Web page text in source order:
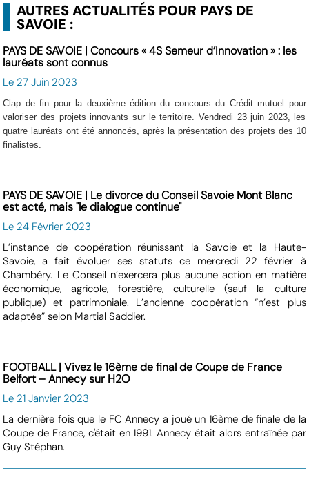
AUTRES ACTUALITÉS POUR PAYS DE
SAVOIE :
PAYS DE SAVOIE | Concours « 4S Semeur d’Innovation » : les
lauréats sont connus
Le 27 Juin 2023
Clap de fin pour la deuxième édition du concours du Crédit mutuel pour
valoriser des projets innovants sur le territoire. Vendredi 23 juin 2023, les
quatre lauréats ont été annoncés, après la présentation des projets des 10
finalistes.
PAYS DE SAVOIE | Le divorce du Conseil Savoie Mont Blanc
est acté, mais "le dialogue continue"
Le 24 Février 2023
L’instance de coopération réunissant la Savoie et la Haute-
Savoie, a fait évoluer ses statuts ce mercredi 22 février à
Chambéry. Le Conseil n’exercera plus aucune action en matière
économique, agricole, forestière, culturelle (sauf la culture
publique) et patrimoniale. L’ancienne coopération “n’est plus
adaptée” selon Martial Saddier.
FOOTBALL | Vivez le 16ème de final de Coupe de France
Belfort – Annecy sur H2O
Le 21 Janvier 2023
La dernière fois que le FC Annecy a joué un 16ème de finale de la
Coupe de France, c'était en 1991. Annecy était alors entraînée par
Guy Stéphan.